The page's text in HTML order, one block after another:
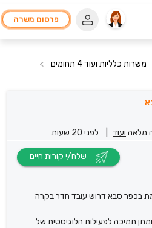
פרסום משרה
משרות כלליות ועוד 4 תחומים
>
מלאה ועוד לפני 20 שעות
בכפר סבא דרוש עובד חדר בקרה
תמיכה לפעילות הלוגיסטית של